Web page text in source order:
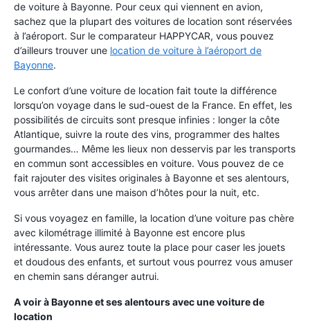
de voiture à Bayonne. Pour ceux qui viennent en avion,
sachez que la plupart des voitures de location sont réservées
à l’aéroport. Sur le comparateur HAPPYCAR, vous pouvez
d’ailleurs trouver une location de voiture à l’aéroport de
Bayonne.
Le confort d’une voiture de location fait toute la différence
lorsqu’on voyage dans le sud-ouest de la France. En effet, les
possibilités de circuits sont presque infinies : longer la côte
Atlantique, suivre la route des vins, programmer des haltes
gourmandes… Même les lieux non desservis par les transports
en commun sont accessibles en voiture. Vous pouvez de ce
fait rajouter des visites originales à Bayonne et ses alentours,
vous arrêter dans une maison d’hôtes pour la nuit, etc.
Si vous voyagez en famille, la location d’une voiture pas chère
avec kilométrage illimité à Bayonne est encore plus
intéressante. Vous aurez toute la place pour caser les jouets
et doudous des enfants, et surtout vous pourrez vous amuser
en chemin sans déranger autrui.
A voir à Bayonne et ses alentours avec une voiture de
location